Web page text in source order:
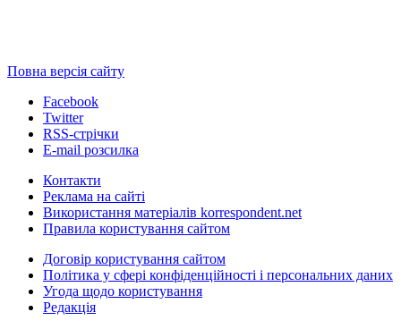
Повна версія сайту
Facebook
Twitter
RSS-стрічки
E-mail розсилка
Контакти
Реклама на сайті
Використання матеріалів korrespondent.net
Правила користування сайтом
Договір користування сайтом
Політика у сфері конфіденційності і персональних даних
Угода щодо користування
Редакція